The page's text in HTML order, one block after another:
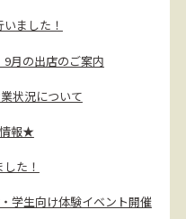
ました！
9月の出店のご案内
状況について
報★
た！
学生向け体験イベント開催